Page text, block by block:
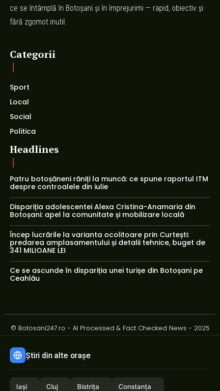
ce se întâmplă în Botoșani și în împrejurimi — rapid, obiectiv și
fără zgomot inutil.
Categorii
Sport
Local
Social
Politica
Headlines
Patru botoșăneni răniți la muncă: ce spune raportul ITM
despre controalele din iulie
Dispariția adolescentei Alexa Cristina-Anamaria din
Botoșani: apel la comunitate și mobilizare locală
Încep lucrările la varianta ocolitoare prin Curtești:
predarea amplasamentului și detalii tehnice, buget de
341 MILIOANE LEI
Ce se ascunde în dispariția unei turișe din Botoșani pe
Ceahlău
© Botosani247.ro - AI Processed & Fact Checked News - 2025
Știri din alte orașe
Iași Cluj Bistrița Constanța